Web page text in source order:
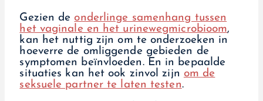
Gezien de onderlinge samenhang tussen
het vaginale en het urinewegmicrobioom,
kan het nuttig zijn om te onderzoeken in
hoeverre de omliggende gebieden de
symptomen beïnvloeden. En in bepaalde
situaties kan het ook zinvol zijn om de
seksuele partner te laten testen.